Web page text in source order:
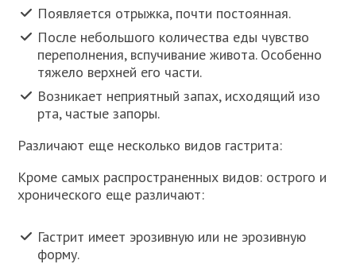
Появляется отрыжка, почти постоянная.
После небольшого количества еды чувство
переполнения, вспучивание живота. Особенно
тяжело верхней его части.
Возникает неприятный запах, исходящий изо
рта, частые запоры.
Различают еще несколько видов гастрита:
Кроме самых распространенных видов: острого и
хронического еще различают:
Гастрит имеет эрозивную или не эрозивную
форму.